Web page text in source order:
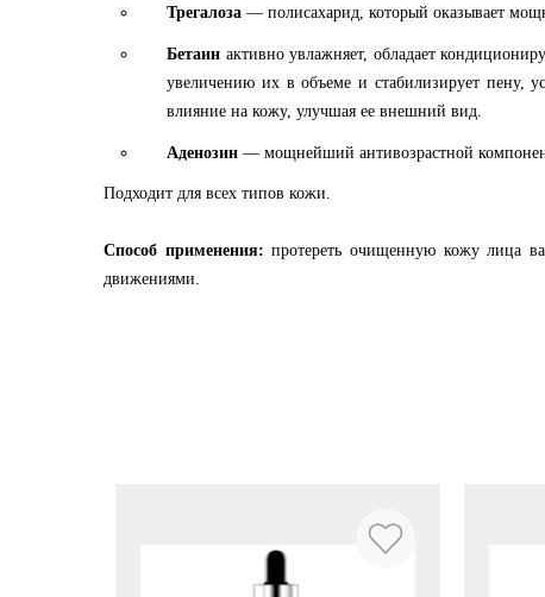
Трегалоза — полисахарид, который оказывает
Бетаин активно увлажняет, обладает
увеличению их в объеме и стабилизирует пену,
влияние на кожу, улучшая ее внешний вид.
Аденозин — мощнейший антивозрастной
Подходит для всех типов кожи.
Способ применения: протереть очищенную кожу лица
движениями.